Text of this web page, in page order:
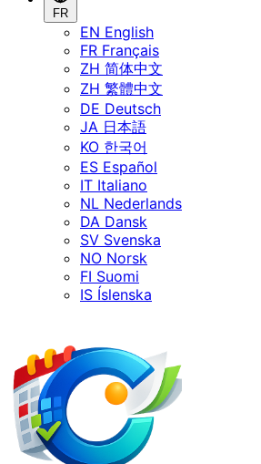
FR
EN English
FR Français
ZH 简体中文
ZH 繁體中文
DE Deutsch
JA 日本語
KO 한국어
ES Español
IT Italiano
NL Nederlands
DA Dansk
SV Svenska
NO Norsk
FI Suomi
IS Íslenska